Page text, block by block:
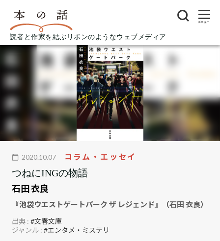
読者と作家を結ぶリボンのようなウェブメディア
メニュー
2020.10.07 コラム・エッセイ
つねにINGの物語
石田 衣良
『池袋ウエストゲートパーク ザ レジェンド』（石田 衣良）
出典 :#文春文庫
ジャンル :#エンタメ・ミステリ